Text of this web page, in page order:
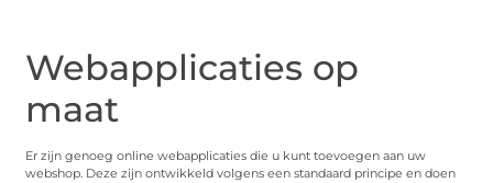
Webapplicaties op
maat
Er zijn genoeg online webapplicaties die u kunt toevoegen aan uw
webshop. Deze zijn ontwikkeld volgens een standaard principe en doen